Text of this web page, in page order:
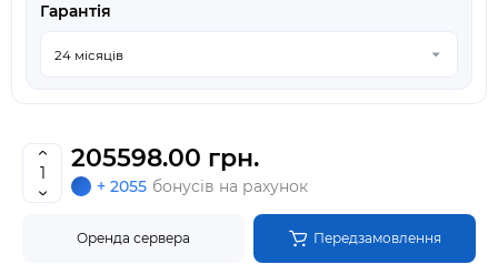
Гарантія
205598.00 грн.
+ 2055 бонусів на рахунок
Оренда сервера Передзамовлення